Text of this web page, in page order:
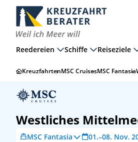
Reedereien Schiffe Reiseziele
KreuzfahrtenMSC CruisesMSC Fantasia
Westliches
MSC Fantasia 01.–08. Nov.